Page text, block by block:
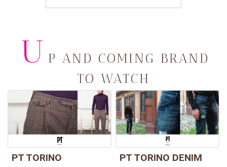
U P AND COMING BRAND
TO WATCH
PT TORINO PT TORINO DENIM